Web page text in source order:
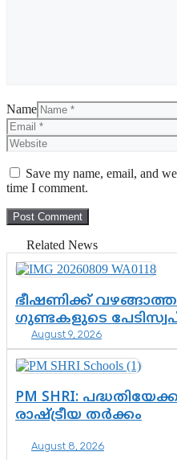
Name
Save my name, email, and
time I comment.
Related News
ഭീഷണിക്ക് വഴങ്ങാത്ത
ഗുണ്ടകളുടെ
ചെന്നിത്തലയുടെ
ഓപ്പറേഷനിൽ
August 9, 2026
PM SHRI:
രാഷ്ട്രീയ തർക്കം
August 8, 2026